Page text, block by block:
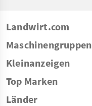
Landwirt.com
Maschinengruppen
Kleinanzeigen
Top Marken
Länder